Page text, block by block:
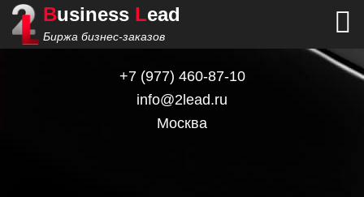
Business Lead
Биржа бизнес-заказов
+7 (977) 460-87-10
info@2lead.ru
Москва